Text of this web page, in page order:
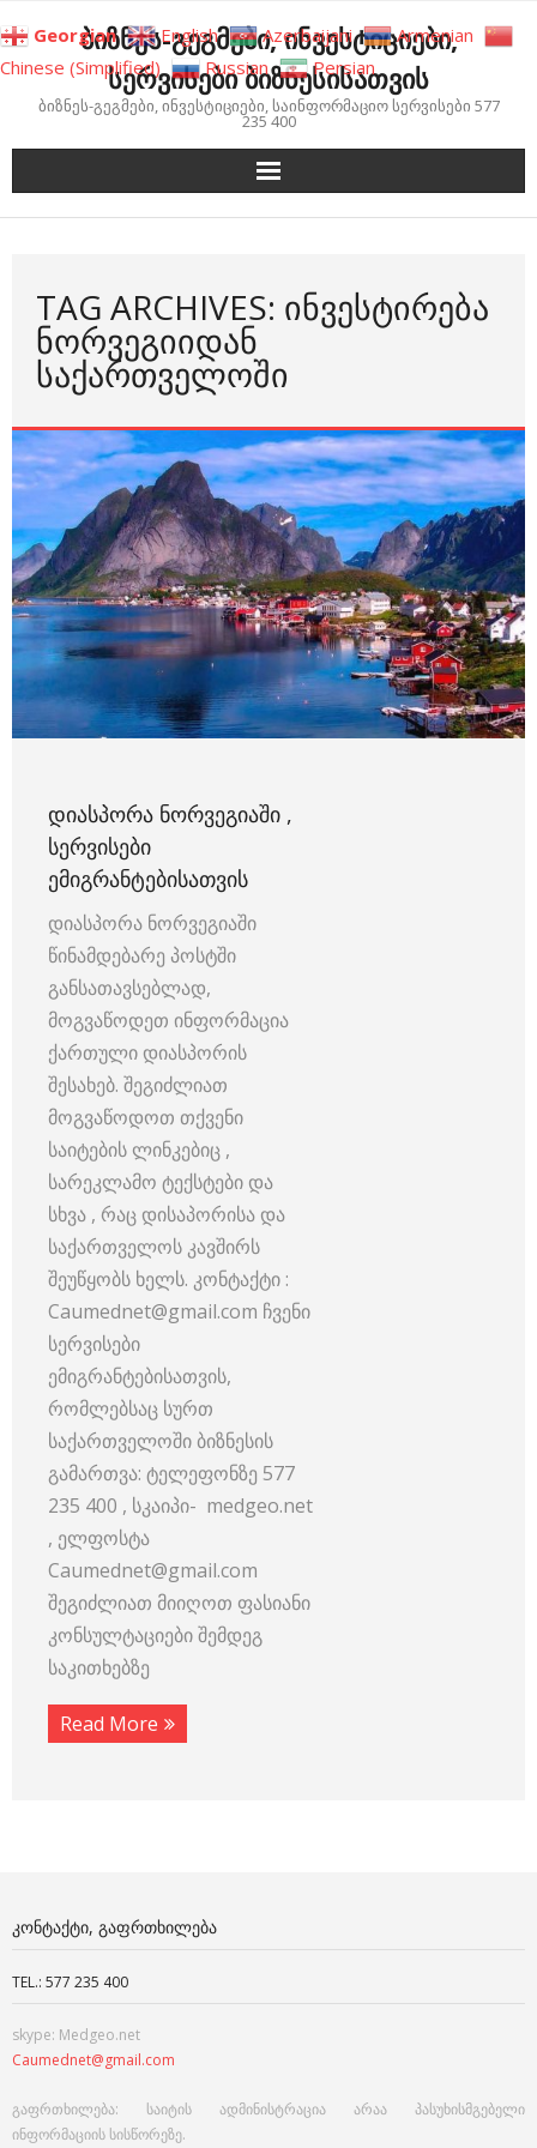
to
content
ბიზნეს-გეგმები, ინვესტიციები,
სერვისები ბიზნესისათვის
ბიზნეს-გეგმები, ინვესტიციები, საინფორმაციო სერვისები 577
235 400
TAG ARCHIVES: ᲘᲜᲕᲔᲡᲢᲘᲠᲔᲑᲐ
ᲜᲝᲠᲕᲔᲒᲘᲘᲓᲐᲜ
ᲡᲐᲥᲐᲠᲗᲕᲔᲚᲝᲨᲘ
ᲓᲘᲐᲡᲞᲝᲠᲐ ᲜᲝᲠᲕᲔᲒᲘᲐᲨᲘ ,
ᲡᲔᲠᲕᲘᲡᲔᲑᲘ
ᲔᲛᲘᲒᲠᲐᲜᲢᲔᲑᲘᲡᲐᲗᲕᲘᲡ
დიასპორა ნორვეგიაში
წინამდებარე პოსტში
განსათავსებლად,
მოგვაწოდეთ ინფორმაცია
ქართული დიასპორის
შესახებ. შეგიძლიათ
მოგვაწოდოთ თქვენი
საიტების ლინკებიც ,
სარეკლამო ტექსტები და
სხვა , რაც დისაპორისა და
საქართველოს კავშირს
შეუწყობს ხელს. კონტაქტი :
Caumednet@gmail.com ჩვენი
სერვისები
ემიგრანტებისათვის,
რომლებსაც სურთ
საქართველოში ბიზნესის
გამართვა: ტელეფონზე 577
235 400 , სკაიპი- medgeo.net
, ელფოსტა
Caumednet@gmail.com
შეგიძლიათ მიიღოთ ფასიანი
კონსულტაციები შემდეგ
საკითხებზე
Read More
ᲙᲝᲜᲢᲐᲥᲢᲘ, ᲒᲐᲤᲠᲗᲮᲘᲚᲔᲑᲐ
TEL.: 577 235 400
skype: Medgeo.net
Caumednet@gmail.com
გაფრთხილება: საიტის ადმინისტრაცია არაა პასუხისმგებელი
ინფორმაციის სისწორეზე.
Georgian English Azerbaijani
Armenian
Chinese (Simplified)
Russian Persian